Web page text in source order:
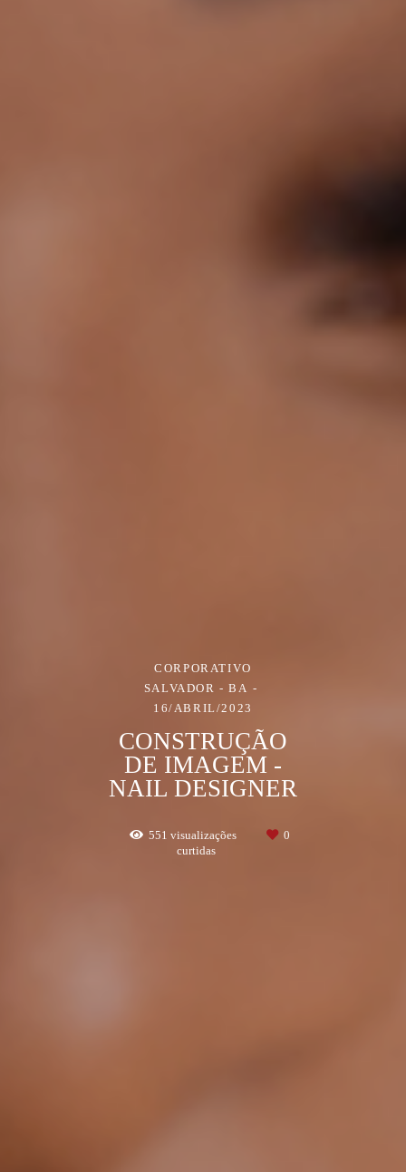
CORPORATIVO
SALVADOR - BA
16/ABRIL/2023
CONSTRUÇÃO
DE IMAGEM -
NAIL DESIGNER
551 visualizações
0
curtidas